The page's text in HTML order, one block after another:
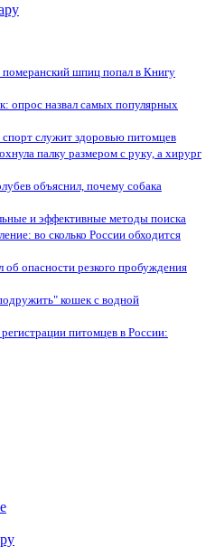
шпиц попал в Книгу
опрос назвал самых популярных
спорт служит здоровью питомцев
палку размером с руку, а хирург
объяснил, почему собака
и эффективные методы поиска
во сколько России обходится
опасности резкого пробуждения
кошек с водной
питомцев в России: